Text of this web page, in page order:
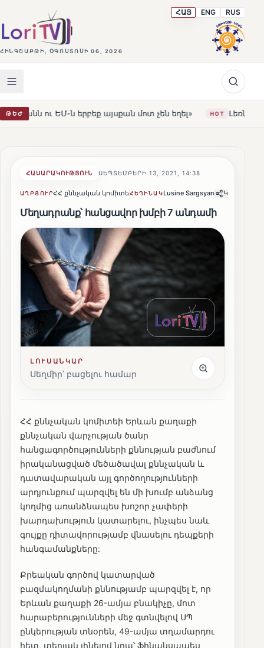
ՀԻՆԳՇԱԲԹԻ, ՕԳՈՍՏՈՍԻ 06, 2026
ՀԱՅ ENG RUS
ԹԵԺ մոտ չեն եղել» HOT Լեռնահովիտի Սուրբ
ՀԱՍԱՐԱԿՈՒԹՅՈՒՆ ՍԵՊՏԵՄԲԵՐԻ 13, 2021, 14:38
ԱՂԲՅՈՒՐՀՀ քննչական կոմիտեՀԵՂԻՆԱԿLusine Sargsyan Կիսվել
Մեղադրանք՝ հանցավոր խմբի 7 անդամի
ԼՈՒՍԱՆԿԱՐ
Սեղմիր՝ բացելու համար
ՀՀ քննչական կոմիտեի Երևան քաղաքի
քննչական վարչության ծանր
հանցագործությունների քննության բաժնում
իրականացված մեծածավալ քննչական և
դատավարական այլ գործողությունների
արդյունքում պարզվել են մի խումբ անձանց
կողմից առանձնապես խոշոր չափերի
խարդախություն կատարելու, ինչպես նաև
գույքը դիտավորությամբ վնասելու դեպքերի
հանգամանքները:
Քրեական գործով կատարված
բազմակողմանի քննությամբ պարզվել է, որ
Երևան քաղաքի 26-ամյա բնակիչը, մոտ
հարաբերությունների մեջ գտնվելով ՍՊ
ընկերության տնօրեն, 49-ամյա տղամարդու
հետ, տեղյակ լինելով նրա՝ ֆինանսապես